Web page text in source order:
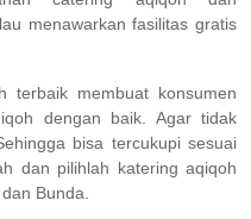
menawarkan fasilitas gratis
terbaik membuat konsumen
dengan baik. Agar tidak
bisa tercukupi sesuai
dan pilihlah katering aqiqoh
Bunda.